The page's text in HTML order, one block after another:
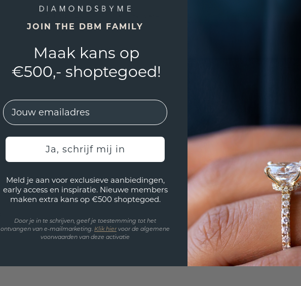
JOIN THE DBM FAMILY
Maak kans op
€500,- shoptegoed!
EMail
Ja, schrijf mij in
Meld je aan voor exclusieve aanbiedingen,
early access en inspiratie. Nieuwe members
maken extra kans op €500 shoptegoed.
Door je in te schrijven, geef je toestemming tot het
ontvangen van e-mailmarketing. Klik hiervoor de algemene
voorwaarden van deze activatie